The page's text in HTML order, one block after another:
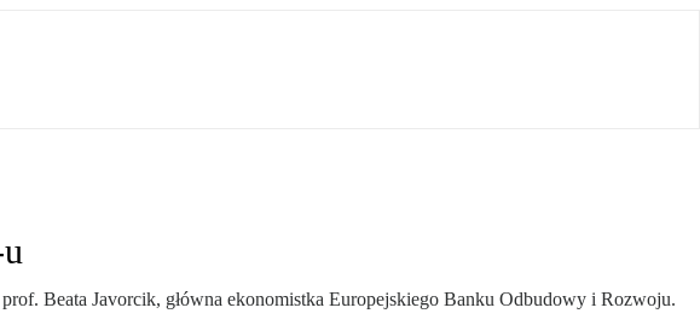
Beata Javorcik, główna ekonomistka Europejskiego Banku Odbudowy i Rozwoju.